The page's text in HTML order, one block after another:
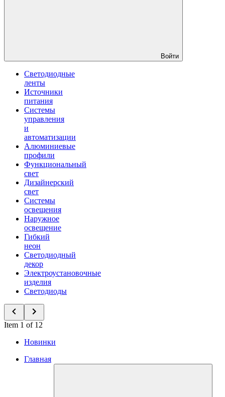
Войти
Светодиодные
ленты
Источники
питания
Системы
управления
и
автоматизации
Алюминиевые
профили
Функциональный
свет
Дизайнерский
свет
Системы
освещения
Наружное
освещение
Гибкий
неон
Светодиодный
декор
Электроустановочные
изделия
Светодиоды
Item 1 of 12
Новинки
Главная